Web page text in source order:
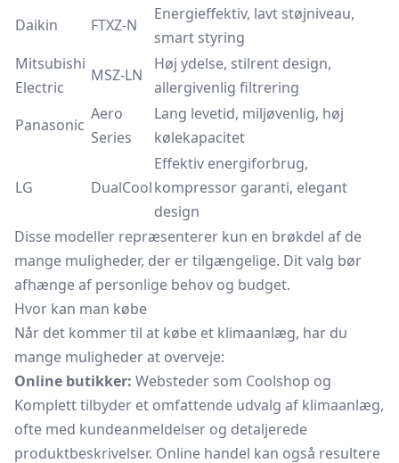
Daikin
FTXZ-N
Energieffektiv, lavt støjniveau,
smart styring
Mitsubishi
Electric
MSZ-LN
Høj ydelse, stilrent design,
allergivenlig filtrering
Panasonic
Aero
Series
Lang levetid, miljøvenlig, høj
kølekapacitet
LG DualCool
Effektiv energiforbrug,
kompressor garanti, elegant
design
Disse modeller repræsenterer kun en brøkdel af de
mange muligheder, der er tilgængelige. Dit valg bør
afhænge af personlige behov og budget.
Hvor kan man købe
Når det kommer til at købe et klimaanlæg, har du
mange muligheder at overveje:
Online butikker: Websteder som Coolshop og
Komplett tilbyder et omfattende udvalg af klimaanlæg,
ofte med kundeanmeldelser og detaljerede
produktbeskrivelser. Online handel kan også resultere